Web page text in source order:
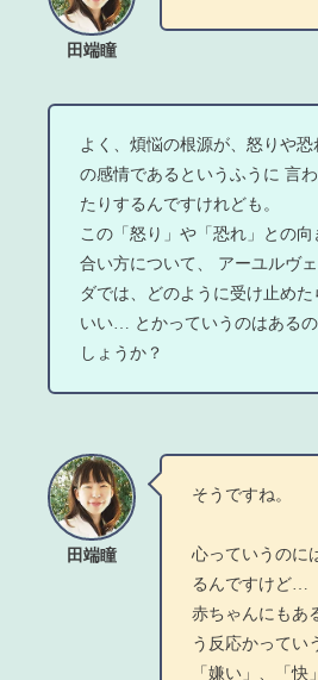
田端瞳
よく、煩悩の根源が、怒りや恐
の感情であるというふうに 言
たりするんですけれども。
この「怒り」や「恐れ」との向
合い方について、 アーユルヴ
ダでは、どのように受け止めた
いい… とかっていうのはある
しょうか？
田端瞳
そうですね。
心っていうのに
るんですけど…
赤ちゃんにもあ
う反応かってい
「嫌い」、「快